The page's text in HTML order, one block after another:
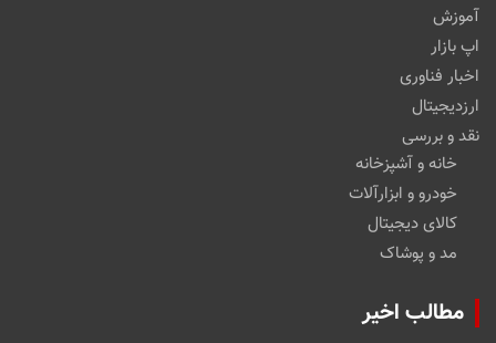
آموزش
اپ بازار
اخبار فناوری
ارزدیجیتال
نقد و بررسی
خانه و آشپزخانه
خودرو و ابزارآلات
کالای دیجیتال
مد و پوشاک
مطالب اخیر